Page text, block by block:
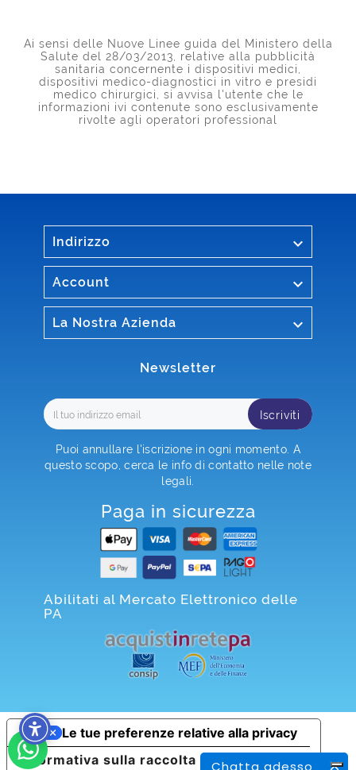
Chatta adesso
Ai sensi delle Nuove Linee guida del Ministero della
Salute del 28/03/2013, relative alla pubblicità
sanitaria concernente i dispositivi medici,
dispositivi medico-diagnostici in vitro e presidi
medico chirurgici, si avvisa l'utente che le
informazioni ivi contenute sono esclusivamente
rivolte agli operatori professional
Indirizzo 
Account 
La Nostra Azienda 
Newsletter
Iscriviti
Puoi annullare l'iscrizione in ogni momento. A
questo scopo, cerca le info di contatto nelle note
legali.
Paga in sicurezza
Abilitati al Mercato Elettronico delle
PA
Informativa sulla raccolta
Le tue preferenze relative alla privacy